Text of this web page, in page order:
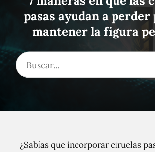
pasas ayudan a perder
mantener la figura
¿Sabías que incorporar ciruelas